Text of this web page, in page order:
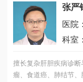
张严
医院
科室
擅长复杂肝胆疾病诊
瘤、食道癌、肺结节